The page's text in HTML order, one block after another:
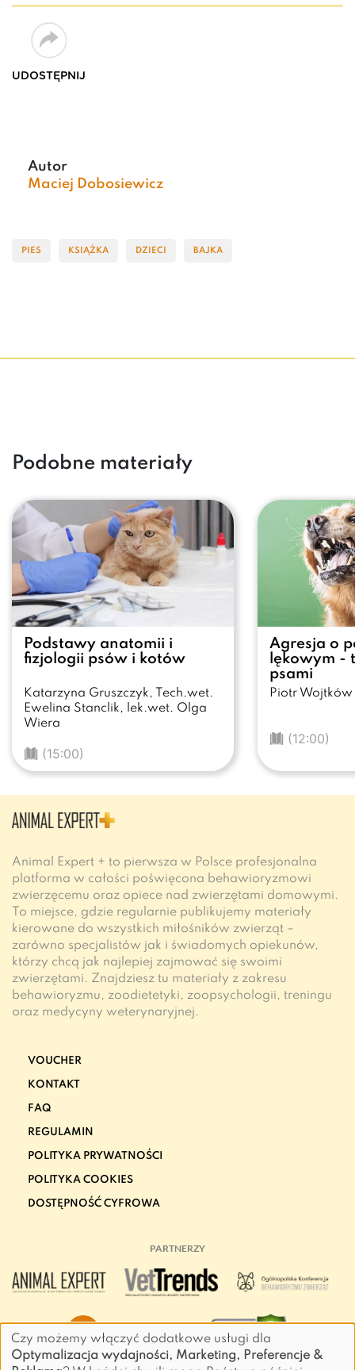
UDOSTĘPNIJ
Autor
Maciej Dobosiewicz
PIES KSIĄŻKA DZIECI BAJKA
Podobne materiały
Podstawy anatomii i
fizjologii psów i kotów
Katarzyna Gruszczyk, Tech.wet.
Ewelina Stanclik, lek.wet. Olga
Wiera
(15:00)
Agresja o
lękowym -
psami
Piotr Wojtków
(12:00)
Animal Expert + to pierwsza w Polsce profesjonalna
platforma w całości poświęcona behawioryzmowi
zwierzęcemu oraz opiece nad zwierzętami domowymi.
To miejsce, gdzie regularnie publikujemy materiały
kierowane do wszystkich miłośników zwierząt –
zarówno specjalistów jak i świadomych opiekunów,
którzy chcą jak najlepiej zajmować się swoimi
zwierzętami. Znajdziesz tu materiały z zakresu
behawioryzmu, zoodietetyki, zoopsychologii, treningu
oraz medycyny weterynaryjnej.
VOUCHER
KONTAKT
FAQ
REGULAMIN
POLITYKA PRYWATNOŚCI
POLITYKA COOKIES
DOSTĘPNOŚĆ CYFROWA
PARTNERZY
Czy możemy włączyć dodatkowe usługi dla
Optymalizacja wydajności, Marketing, Preferencje &